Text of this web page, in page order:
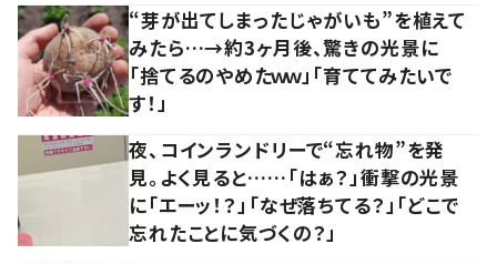
“芽が出てしまったじゃがいも”を植えて
みたら…→約3ヶ月後、驚きの光景に
「捨てるのやめたｗｗ」「育ててみたいで
す！」
夜、コインランドリーで“忘れ物”を発
見。よく見ると……「はぁ？」衝撃の光景
に「エーッ！？」「なぜ落ちてる？」「どこで
忘れたことに気づくの？」